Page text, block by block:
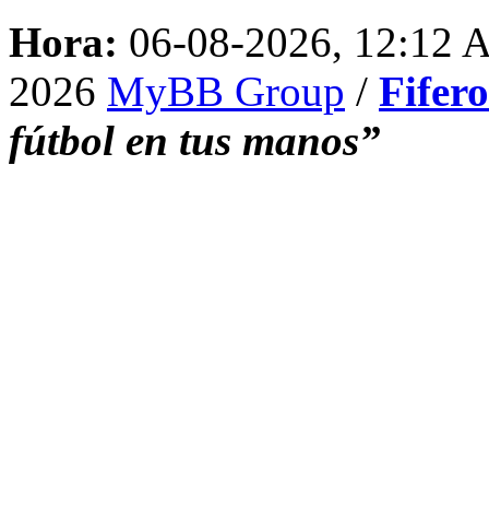
Hora: 06-08-2026, 12:12
2026 MyBB Group /
fútbol en tus manos”